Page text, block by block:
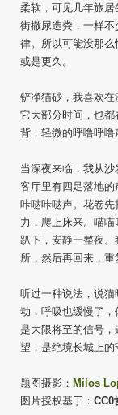
柔软，可见几年旅
街撒尿造粪，一样
律。所以可能没那么
或是更久。
铲净猫砂，我喜欢在
它大部分时间，也
背，轻微的呼噜呼噜
当深夜来临，我从
客厅里有四足落地
咔哒咔哒声。花卷
力，爬上床来。喵
趴下，安静一整夜
所，然后再回来，重
听过一种说法，说
动，呼吸也缓慢了
是大限将至的信号
望，是绝境长城上的
题图摄影： Milos
图片授权基于： CC0